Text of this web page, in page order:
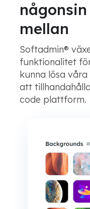
mellan
Softadmin®
funktionalitet
kunna lösa
att
code plattform.